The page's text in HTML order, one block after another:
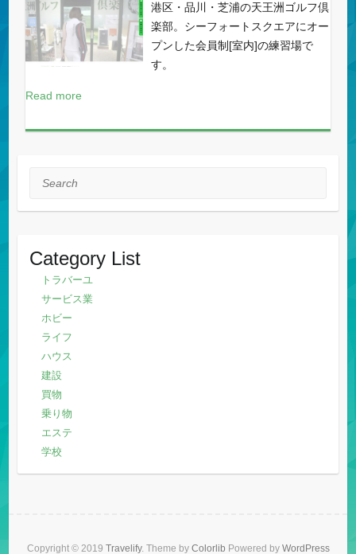
港区・品川・芝浦の天王洲ゴルフ倶
楽部。シーフォートスクエアにオー
プンした会員制[室内]の練習場で
す。
Read more
Search
Category List
トラバーユ
サービス業
ホビー
ライフ
ハウス
建設
買物
乗り物
エステ
学校
Copyright © 2019 Travelify. Theme by Colorlib Powered by WordPress